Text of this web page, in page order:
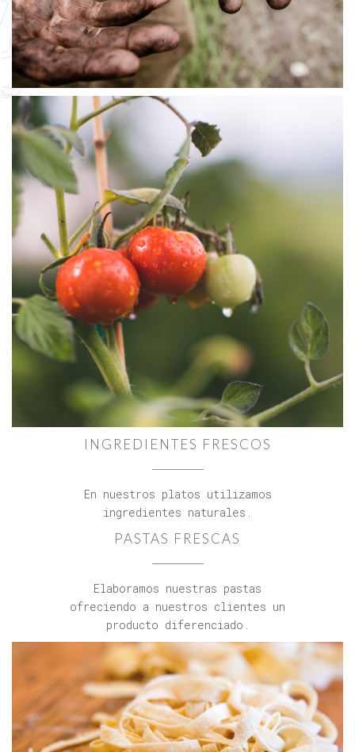
INGREDIENTES FRESCOS
En nuestros platos utilizamos
ingredientes naturales.
PASTAS FRESCAS
Elaboramos nuestras pastas
ofreciendo a nuestros clientes un
producto diferenciado.